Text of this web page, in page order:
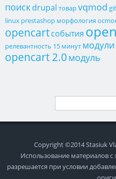
поискdrupal товарvqmod git
linux prestashop морфология
opencartсобытия
релевантность 15 минут
opencart 2.0 модуль
Форма
Copyright ©2014 Stasiuk
Использование материалов с
разрешается при условии